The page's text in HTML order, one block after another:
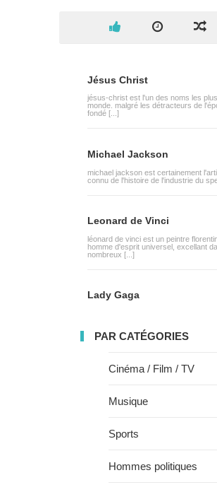
Jésus Christ
jésus-christ est l'un des noms les
monde. malgré les détracteurs de
fondé [...]
Michael Jackson
michael jackson est certainement
connu de l'histoire de l'industrie du
Leonard de Vinci
léonard de vinci est un peintre
homme d'esprit universel, excellant
nombreux [...]
Lady Gaga
PAR CATÉGORIES
Cinéma / Film / TV
Musique
Sports
Hommes politiques